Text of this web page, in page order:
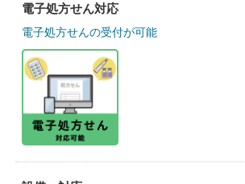
電子処方せん対応
電子処方せんの受付が可能